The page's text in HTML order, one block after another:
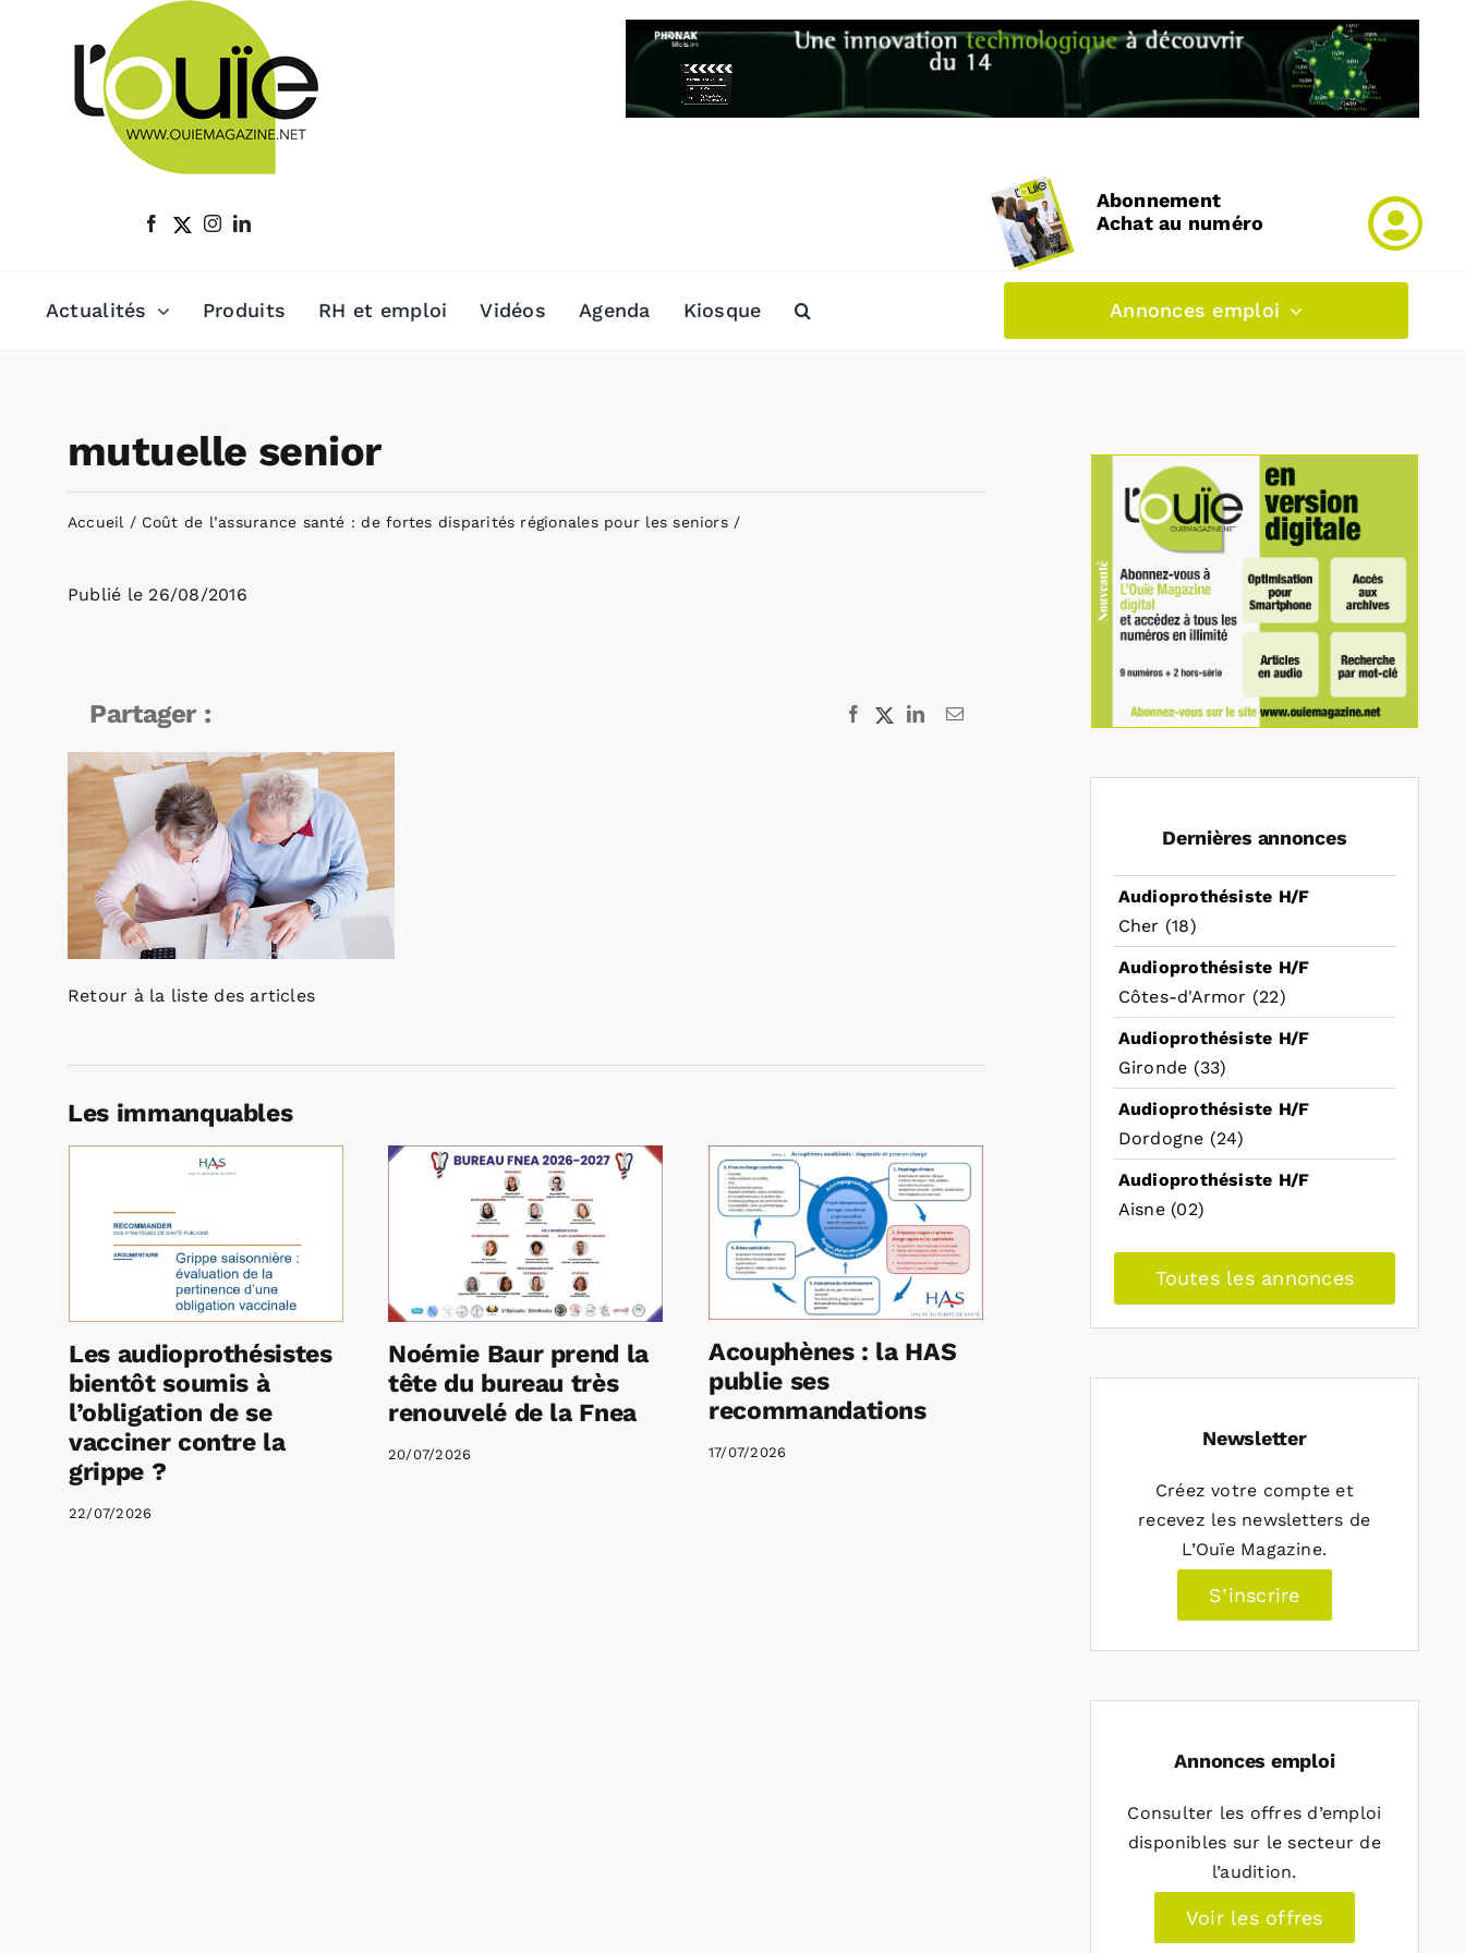
Abonnement
Achat au numéro
Actualités Produits RH et emploi Vidéos Agenda Kiosque Annonces emploi
mutuelle senior
Accueil Coût de l’assurance santé : de fortes disparités régionales pour les seniors
Publié le 26/08/2016
Partager : Facebook
X LinkedInEmail
Retour à la liste des articles
Les immanquables
Les audioprothésistes
bientôt soumis à
l’obligation de se
vacciner contre la
grippe ?
22/07/2026
Noémie Baur prend la
tête du bureau très
renouvelé de la Fnea
20/07/2026
Acouphènes : la HAS
publie ses
recommandations
17/07/2026
Dernières annonces
Audioprothésiste H/F
Cher (18)
Audioprothésiste H/F
Côtes-d'Armor (22)
Audioprothésiste H/F
Gironde (33)
Audioprothésiste H/F
Dordogne (24)
Audioprothésiste H/F
Aisne (02)
Toutes les annonces
Newsletter
Créez votre compte et
recevez les newsletters de
L’Ouïe Magazine.
S’inscrire
Annonces emploi
Consulter les offres d’emploi
disponibles sur le secteur de
l’audition.
Voir les offres